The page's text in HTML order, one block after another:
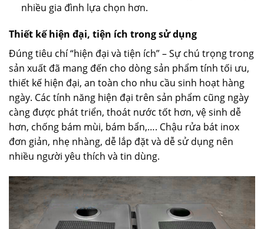
nhiều gia đình lựa chọn hơn.
Thiết kế hiện đại, tiện ích trong sử dụng
Đúng tiêu chí “hiện đại và tiện ích” – Sự chú trọng trong
sản xuất đã mang đến cho dòng sản phẩm tính tối ưu,
thiết kế hiện đại, an toàn cho nhu cầu sinh hoạt hàng
ngày. Các tính năng hiện đại trên sản phẩm cũng ngày
càng được phát triển, thoát nước tốt hơn, vệ sinh dễ
hơn, chống bám mùi, bám bẩn,…. Chậu rửa bát inox
đơn giản, nhẹ nhàng, dễ lắp đặt và dễ sử dụng nên
nhiều người yêu thích và tin dùng.